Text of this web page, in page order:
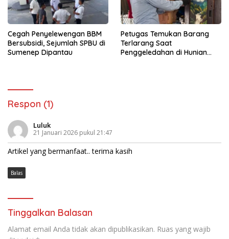
Cegah Penyelewengan BBM
Bersubsidi, Sejumlah SPBU di
Sumenep Dipantau
Petugas Temukan Barang
Terlarang Saat
Penggeledahan di Hunian
Respon (1)
Luluk
21 Januari 2026 pukul 21:47
Artikel yang bermanfaat.. terima kasih
Balas
Tinggalkan Balasan
Alamat email Anda tidak akan dipublikasikan. Ruas yang wajib